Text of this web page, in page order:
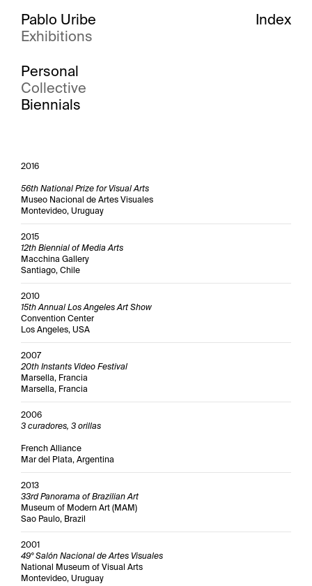
Pablo Uribe
Exhibitions
Index
Personal
Collective
Biennials
2016
56th National Prize for Visual Arts
Museo Nacional de Artes Visuales
Montevideo, Uruguay
2015
12th Biennial of Media Arts
Macchina Gallery
Santiago, Chile
2010
15th Annual Los Angeles Art Show
Convention Center
Los Angeles, USA
2007
20th Instants Video Festival
Marsella, Francia
Marsella, Francia
2006
3 curadores, 3 orillas
French Alliance
Mar del Plata, Argentina
2013
33rd Panorama of Brazilian Art
Museum of Modern Art (MAM)
Sao Paulo, Brazil
2001
49º Salón Nacional de Artes Visuales
National Museum of Visual Arts
Montevideo, Uruguay